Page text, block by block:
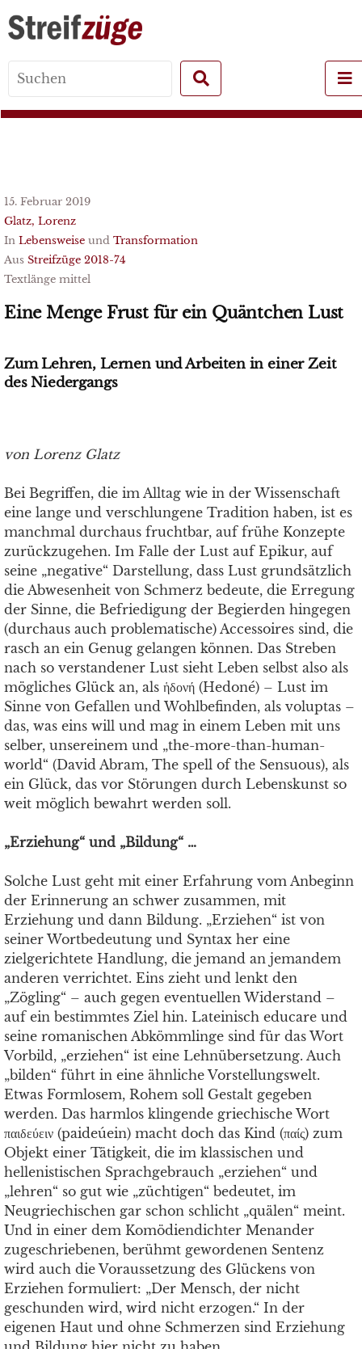
for:
15. Februar 2019
Glatz, Lorenz
In Lebensweise und Transformation
Aus Streifzüge 2018-74
Textlänge mittel
Eine Menge Frust für ein Quäntchen Lust
Zum Lehren, Lernen und Arbeiten in einer Zeit
des Niedergangs
von Lorenz Glatz
Bei Begriffen, die im Alltag wie in der Wissenschaft
eine lange und verschlungene Tradition haben, ist es
manchmal durchaus fruchtbar, auf frühe Konzepte
zurückzugehen. Im Falle der Lust auf Epikur, auf
seine „negative“ Darstellung, dass Lust grundsätzlich
die Abwesenheit von Schmerz bedeute, die Erregung
der Sinne, die Befriedigung der Begierden hingegen
(durchaus auch problematische) Accessoires sind, die
rasch an ein Genug gelangen können. Das Streben
nach so verstandener Lust sieht Leben selbst also als
mögliches Glück an, als ἡδονή (Hedoné) – Lust im
Sinne von Gefallen und Wohlbefinden, als voluptas –
das, was eins will und mag in einem Leben mit uns
selber, unsereinem und „the-more-than-human-
world“ (David Abram, The spell of the Sensuous), als
ein Glück, das vor Störungen durch Lebenskunst so
weit möglich bewahrt werden soll.
„Erziehung“ und „Bildung“ …
Solche Lust geht mit einer Erfahrung vom Anbeginn
der Erinnerung an schwer zusammen, mit
Erziehung und dann Bildung. „Erziehen“ ist von
seiner Wortbedeutung und Syntax her eine
zielgerichtete Handlung, die jemand an jemandem
anderen verrichtet. Eins zieht und lenkt den
„Zögling“ – auch gegen eventuellen Widerstand –
auf ein bestimmtes Ziel hin. Lateinisch educare und
seine romanischen Abkömmlinge sind für das Wort
Vorbild, „erziehen“ ist eine Lehnübersetzung. Auch
„bilden“ führt in eine ähnliche Vorstellungswelt.
Etwas Formlosem, Rohem soll Gestalt gegeben
werden. Das harmlos klingende griechische Wort
παιδεύειν (paideúein) macht doch das Kind (παίς) zum
Objekt einer Tätigkeit, die im klassischen und
hellenistischen Sprachgebrauch „erziehen“ und
„lehren“ so gut wie „züchtigen“ bedeutet, im
Neugriechischen gar schon schlicht „quälen“ meint.
Und in einer dem Komödiendichter Menander
zugeschriebenen, berühmt gewordenen Sentenz
wird auch die Voraussetzung des Glückens von
Erziehen formuliert: „Der Mensch, der nicht
geschunden wird, wird nicht erzogen.“ In der
eigenen Haut und ohne Schmerzen sind Erziehung